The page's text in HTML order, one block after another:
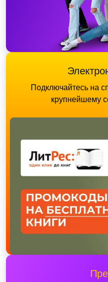
Подключайтесь на
крупнейшему